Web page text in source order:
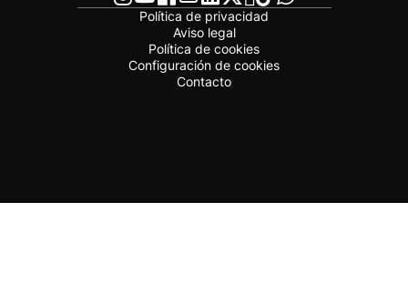
Política de privacidad
Aviso legal
Política de cookies
Configuración de cookies
Contacto